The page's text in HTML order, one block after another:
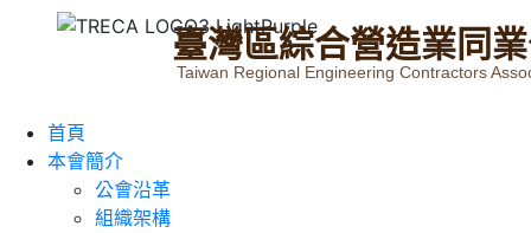
臺灣區綜合營造業同業
Taiwan Regional Engineering Contractors
首頁
本會簡介
公會沿革
組織架構